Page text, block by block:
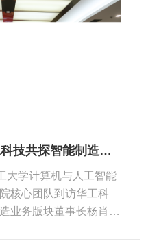
武汉理工大学与华工科技共探智能制造创新与人才培养新模式
大学计算机与人工智能
核心团队到访华工科
业务版块董事长杨肖、